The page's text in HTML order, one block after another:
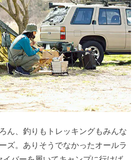
ん、釣りもトレッキングもみんな
ズ。ありそうでなかったオールラ